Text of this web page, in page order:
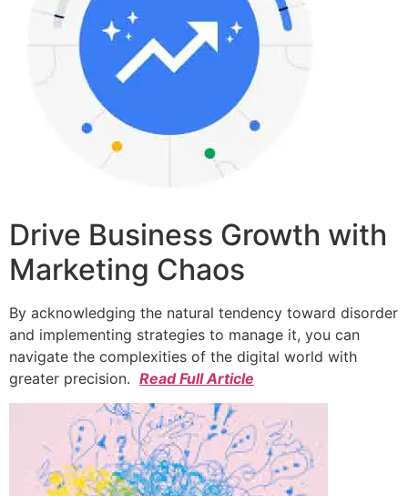
Drive Business Growth with
Marketing Chaos
By acknowledging the natural tendency toward disorder
and implementing strategies to manage it, you can
navigate the complexities of the digital world with
greater precision. Read Full Article